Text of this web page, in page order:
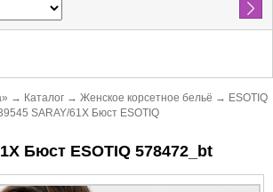
Найти
→ Каталог → Женское корсетное бельё → ESOTIQ
SARAY/61X Бюст ESOTIQ
Бюст ESOTIQ 578472_bt